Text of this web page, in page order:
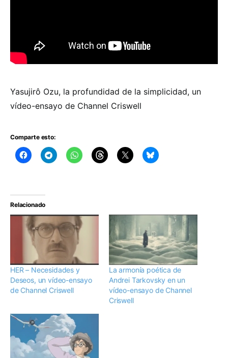
Yasujirô Ozu, la profundidad de la simplicidad, un
vídeo-ensayo de Channel Criswell
Comparte esto:
Relacionado
HER – Necesidades y
Deseos, un vídeo-ensayo
de Channel Criswell
La armonía poética de
Andrei Tarkovsky en un
vídeo-ensayo de Channel
Criswell